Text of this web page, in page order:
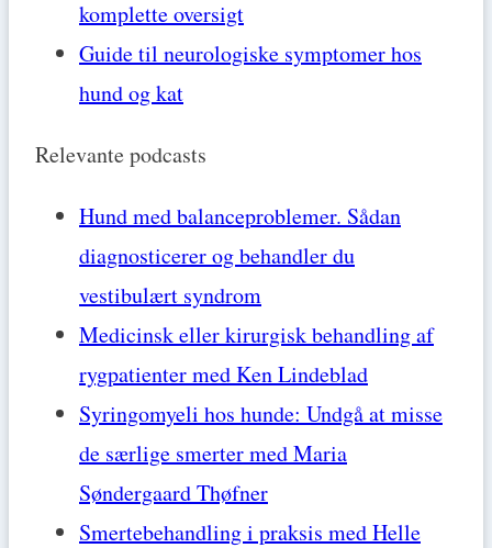
komplette oversigt
Guide til neurologiske symptomer hos
hund og kat
Relevante podcasts
Hund med balanceproblemer. Sådan
diagnosticerer og behandler du
vestibulært syndrom
Medicinsk eller kirurgisk behandling af
rygpatienter med Ken Lindeblad
Syringomyeli hos hunde: Undgå at misse
de særlige smerter med Maria
Søndergaard Thøfner
Smertebehandling i praksis med Helle